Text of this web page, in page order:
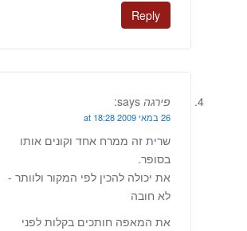
Reply
פירגה says:
26 במאי 2009 at 18:28
שרית זה ממרח אחד וקונים אותו
בסופר.
את יכולה להכין לפי המקור ולוותר -
לא חובה
את המאפה חותכים בקלות לפני